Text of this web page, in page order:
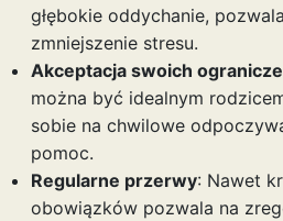
głębokie oddychanie,
zmniejszenie stresu.
Akceptacja swoich
można być idealnym
sobie na chwilowe
pomoc.
Regularne przerwy: Nawet
obowiązków pozwala na